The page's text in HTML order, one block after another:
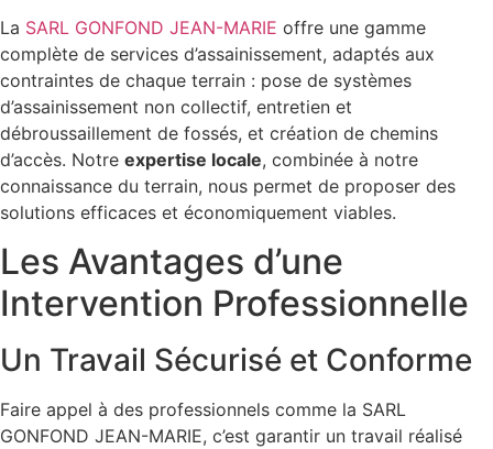
La SARL GONFOND JEAN-MARIE offre une gamme
complète de services d’assainissement, adaptés aux
contraintes de chaque terrain : pose de systèmes
d’assainissement non collectif, entretien et
débroussaillement de fossés, et création de chemins
d’accès. Notre expertise locale, combinée à notre
connaissance du terrain, nous permet de proposer des
solutions efficaces et économiquement viables.
Les Avantages d’une
Intervention Professionnelle
Un Travail Sécurisé et Conforme
Faire appel à des professionnels comme la SARL
GONFOND JEAN-MARIE, c’est garantir un travail réalisé